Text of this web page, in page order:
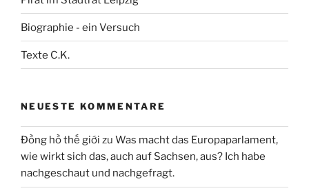
Biographie - ein Versuch
Texte C.K.
NEUESTE KOMMENTARE
Đồng hồ thế giới zu Was macht das Europaparlament,
wie wirkt sich das, auch auf Sachsen, aus? Ich habe
nachgeschaut und nachgefragt.